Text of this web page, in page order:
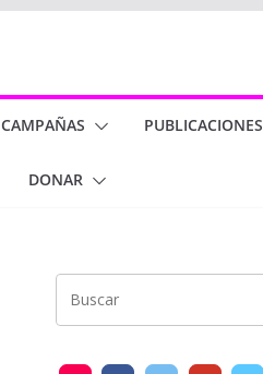
CAMPAÑAS PUBLICACIONES
DONAR